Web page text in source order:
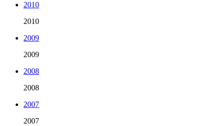
2010
2010
2009
2009
2008
2008
2007
2007